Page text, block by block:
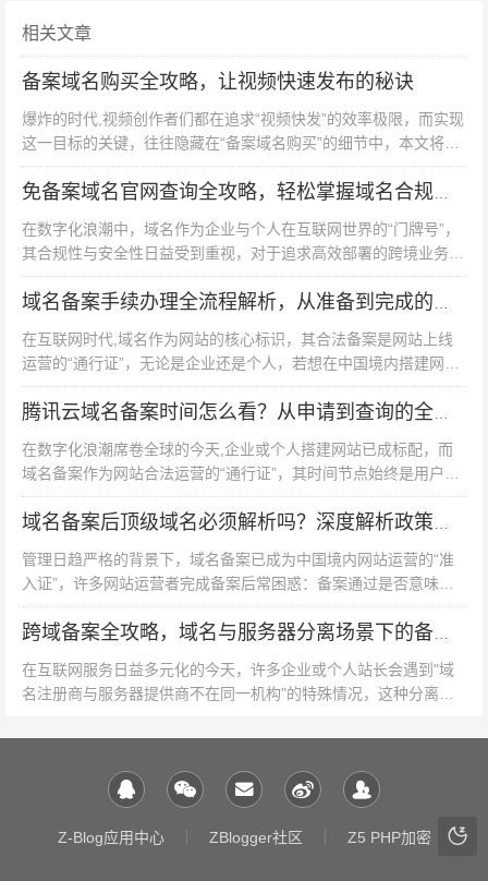
相关文章
备案域名购买全攻略，让视频快速发布的秘诀
爆炸的时代,视频创作者们都在追求“视频快发”的效率极限，而实现
这一目标的关键，往往隐藏在“备案域名购买”的细节中，本文将为
您拆解这条高效路径，助您在合规框架下实现视频内容的光速上
线。 备案：视频快速...
在数字化浪潮中，域名作为企业与个人在互联网世界的“门牌号”，
其合规性与安全性日益受到重视，对于追求高效部署的跨境业务、
外贸平台或创新项目而言，“免备案域名”因其无需通过国内工信部
备案即可快速上线的特性...
在互联网时代,域名作为网站的核心标识，其合法备案是网站上线
运营的“通行证”，无论是企业还是个人，若想在中国境内搭建网
站，都必须完成域名备案手续，本文将详细拆解备案全流程，助您
高效合规完成备案。 备案...
在数字化浪潮席卷全球的今天,企业或个人搭建网站已成标配，而
域名备案作为网站合法运营的“通行证”，其时间节点始终是用户关
注的焦点，作为国内云服务领域的头部企业，腾讯云凭借高效的备
案服务吸引了大量用户，但...
管理日趋严格的背景下，域名备案已成为中国境内网站运营的“准
入证”，许多网站运营者完成备案后常困惑：备案通过是否意味着
顶级域名必须立即解析？本文从政策法规、技术逻辑、风险规避三
个维度展开分析,揭示备案与...
在互联网服务日益多元化的今天，许多企业或个人站长会遇到"域
名注册商与服务器提供商不在同一机构"的特殊情况，这种分离状
的备案策略与实操路径。...
Z-Blog应用中心 ZBlogger社区 Z5 PHP加密